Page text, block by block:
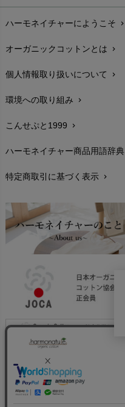
配送と送料chevron_right
在庫状況と発送予定chevron_right
サイズ・寸法chevron_right
生地・素材chevron_right
お手入れについて
レビューを書こうchevron_right
返品交換chevron_right
FAXでのご注文
お問い合わせchevron_right
ハーモネイチャーにようこそ chevron_right
オーガニックコットンとは chevron_right
個人情報取り扱いについて chevron_right
環境への取り組み chevron_right
こんせぷと1999 chevron_right
ハーモネイチャー商品用語辞典
特定商取引に基づく表示 chevron_right